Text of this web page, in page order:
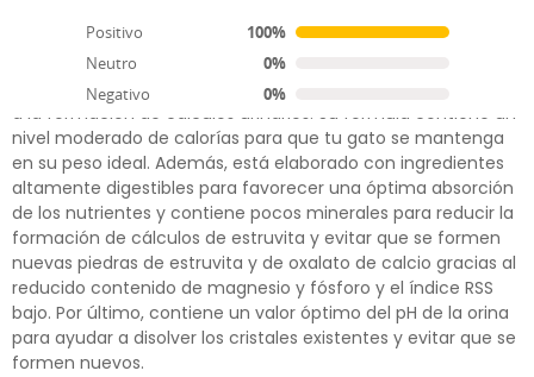
Positivo
100%
Neutro
0%
Negativo
0%
Pienso Specific Crystal Management Light FCD-L para gatos
adultos con problemas urinarios y tendencia al sobrepeso y
a la formación de cálculos urinarios. Su fórmula contiene un
nivel moderado de calorías para que tu gato se mantenga
en su peso ideal. Además, está elaborado con ingredientes
altamente digestibles para favorecer una óptima absorción
de los nutrientes y contiene pocos minerales para reducir la
formación de cálculos de estruvita y evitar que se formen
nuevas piedras de estruvita y de oxalato de calcio gracias al
reducido contenido de magnesio y fósforo y el índice RSS
bajo. Por último, contiene un valor óptimo del pH de la orina
para ayudar a disolver los cristales existentes y evitar que se
formen nuevos.